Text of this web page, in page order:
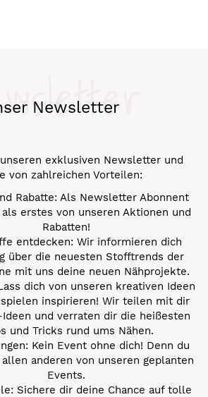
Newsletter
exklusiven Newsletter und
von zahlreichen Vorteilen:
Rabatte: Als Newsletter Abonnent
erstes von unseren Aktionen und
Rabatten!
entdecken: Wir informieren dich
über die neuesten Stofftrends der
mit uns deine neuen Nähprojekte.
dich von unseren kreativen Ideen
inspirieren! Wir teilen mit dir
Ideen und verraten dir die heißesten
und Tricks rund ums Nähen.
Kein Event ohne dich! Denn du
anderen von unseren geplanten
Events.
Sichere dir deine Chance auf tolle